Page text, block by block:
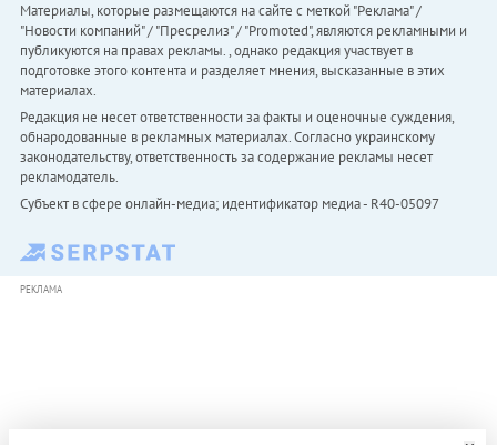
Материалы, которые размещаются на сайте с меткой "Реклама" /
"Новости компаний" / "Пресрелиз" / "Promoted", являются рекламными и
публикуются на правах рекламы. , однако редакция участвует в
подготовке этого контента и разделяет мнения, высказанные в этих
материалах.
Редакция не несет ответственности за факты и оценочные суждения,
обнародованные в рекламных материалах. Согласно украинскому
законодательству, ответственность за содержание рекламы несет
рекламодатель.
Субъект в сфере онлайн-медиа; идентификатор медиа - R40-05097
РЕКЛАМА